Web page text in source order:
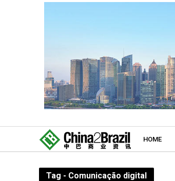
HOME
Tag - Comunicação digital